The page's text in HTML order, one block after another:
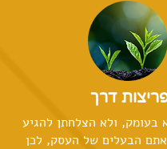
דרך
בעומק, ולא הצלחתן להגיע
אתם הבעלים של העסק, לכן